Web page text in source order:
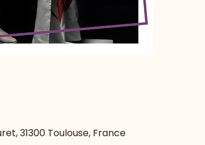
31300 Toulouse, France